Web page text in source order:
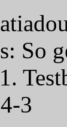
So
3